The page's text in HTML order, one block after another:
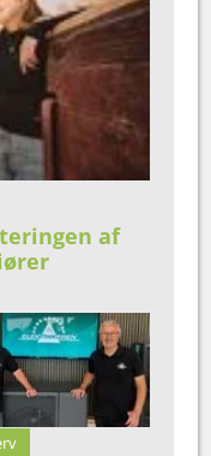
af